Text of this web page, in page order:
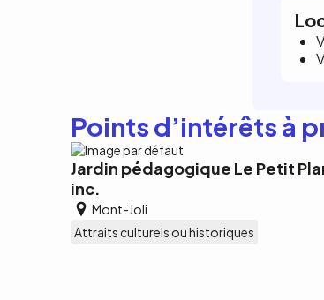
Points d’intérêts à
Jardin pédagogique Le Petit
inc.
Mont-Joli
Attraits culturels ou historiques